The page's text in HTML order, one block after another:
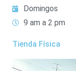
Domingos
9 am a 2 pm
Tienda Física